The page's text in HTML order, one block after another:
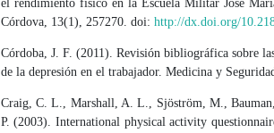
el rendimiento físico en la Escuela Militar José
Córdova, 13(1), 257270. doi: http://dx.doi.org/
Córdoba, J. F. (2011). Revisión bibliográfica sobre
de la depresión en el trabajador. Medicina y
Craig, C. L., Marshall, A. L., Sjöström, M.,
P. (2003). International physical activity